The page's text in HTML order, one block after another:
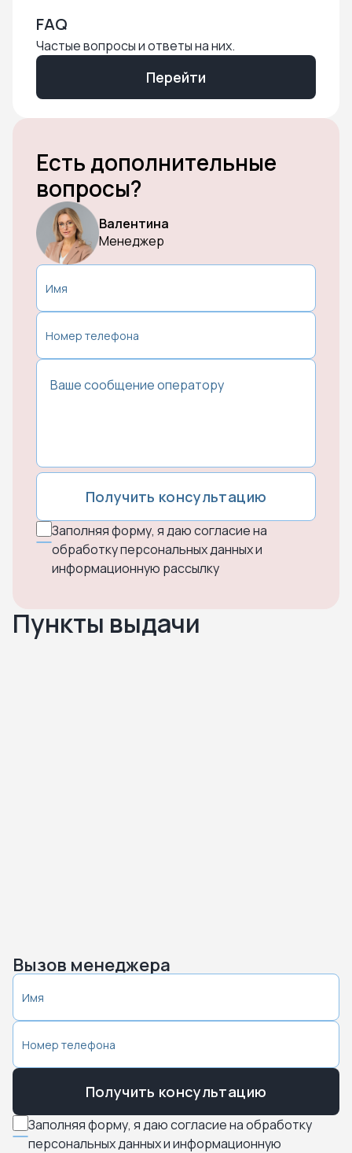
FAQ
Частые вопросы и ответы на них.
Перейти
Есть дополнительные
вопросы?
Валентина
Менеджер
Получить консультацию
Заполняя форму, я даю согласие на
обработку персональных данных и
информационную рассылку
Пункты выдачи
Нажмите чтобы посмотреть карту
Вызов менеджера
Заполняя форму, я даю согласие на обработку
персональных данных и информационную
Получить консультацию